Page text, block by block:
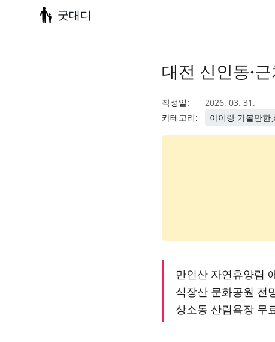
굿대디
대전 신인동·
작성일:
2026. 03. 31.
카테고리:
아이랑 가볼만한
만인산 자연휴양림
식장산 문화공원 전
상소동 산림욕장 무